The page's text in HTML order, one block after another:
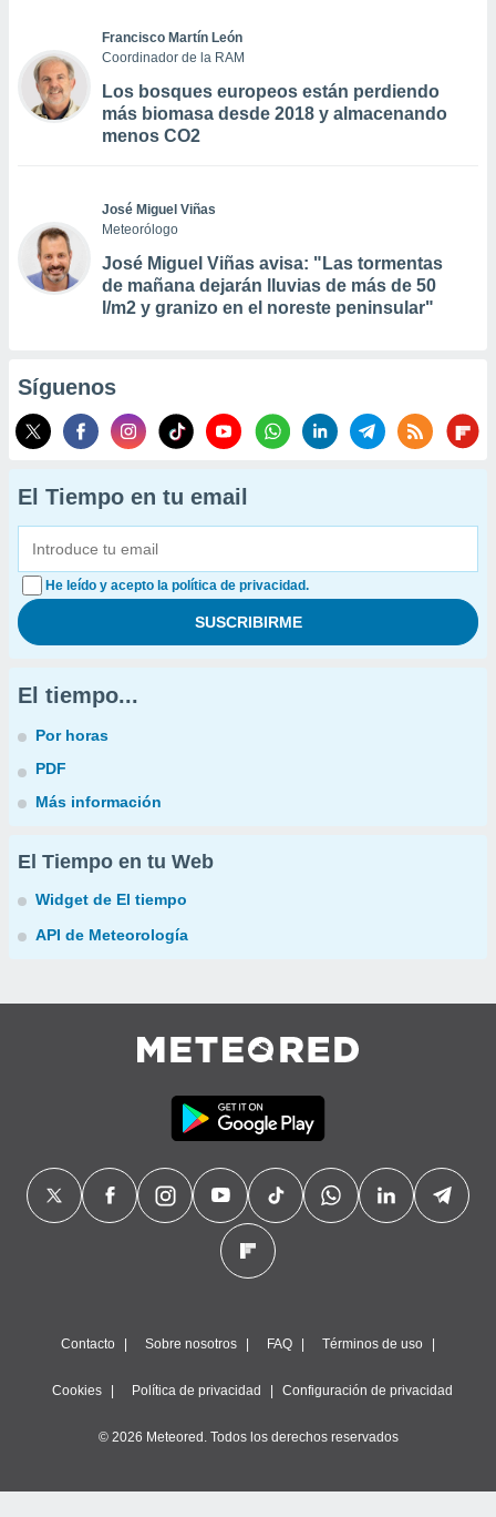
Francisco Martín León
Coordinador de la RAM
Los bosques europeos están perdiendo
más biomasa desde 2018 y almacenando
menos CO2
José Miguel Viñas
Meteorólogo
José Miguel Viñas avisa: "Las tormentas
de mañana dejarán lluvias de más de 50
l/m2 y granizo en el noreste peninsular"
Síguenos
El Tiempo en tu email
He leído y acepto la política de privacidad.
El tiempo...
Por horas
PDF
Más información
El Tiempo en tu Web
Widget de El tiempo
API de Meteorología
Contacto Sobre nosotros FAQ Términos de uso
Cookies Política de privacidad Configuración de privacidad
© 2026 Meteored. Todos los derechos reservados